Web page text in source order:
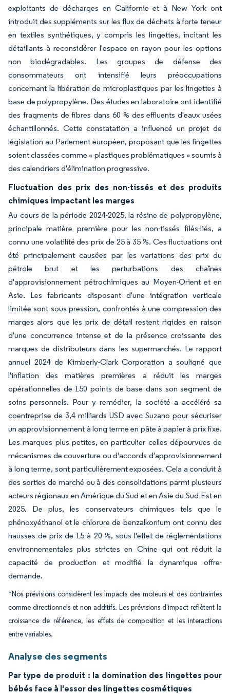
exploitants de décharges en Californie et à New York ont
introduit des suppléments sur les flux de déchets à forte teneur
en textiles synthétiques, y compris les lingettes, incitant les
détaillants à reconsidérer l'espace en rayon pour les options
non biodégradables. Les groupes de défense des
consommateurs ont intensifié leurs préoccupations
concernant la libération de microplastiques par les lingettes à
base de polypropylène. Des études en laboratoire ont identifié
des fragments de fibres dans 60 % des effluents d'eaux usées
échantillonnés. Cette constatation a influencé un projet de
législation au Parlement européen, proposant que les lingettes
soient classées comme « plastiques problématiques » soumis à
des calendriers d'élimination progressive.
Fluctuation des prix des non-tissés et des produits
chimiques impactant les marges
Au cours de la période 2024-2025, la résine de polypropylène,
principale matière première pour les non-tissés filés-liés, a
connu une volatilité des prix de 25 à 35 %. Ces fluctuations ont
été principalement causées par les variations des prix du
pétrole brut et les perturbations des chaînes
d'approvisionnement pétrochimiques au Moyen-Orient et en
Asie. Les fabricants disposant d'une intégration verticale
limitée sont sous pression, confrontés à une compression des
marges alors que les prix de détail restent rigides en raison
d'une concurrence intense et de la présence croissante des
marques de distributeurs dans les supermarchés. Le rapport
annuel 2024 de Kimberly-Clark Corporation a souligné que
l'inflation des matières premières a réduit les marges
opérationnelles de 150 points de base dans son segment de
soins personnels. Pour y remédier, la société a accéléré sa
coentreprise de 3,4 milliards USD avec Suzano pour sécuriser
un approvisionnement à long terme en pâte à papier à prix fixe.
Les marques plus petites, en particulier celles dépourvues de
mécanismes de couverture ou d'accords d'approvisionnement
à long terme, sont particulièrement exposées. Cela a conduit à
des sorties de marché ou à des consolidations parmi plusieurs
acteurs régionaux en Amérique du Sud et en Asie du Sud-Est en
2025. De plus, les conservateurs chimiques tels que le
phénoxyéthanol et le chlorure de benzalkonium ont connu des
hausses de prix de 15 à 20 %, sous l'effet de réglementations
environnementales plus strictes en Chine qui ont réduit la
capacité de production et modifié la dynamique offre-
demande.
*Nos prévisions considèrent les impacts des moteurs et des contraintes
comme directionnels et non additifs. Les prévisions d'impact reflètent la
croissance de référence, les effets de composition et les interactions
entre variables.
Analyse des segments
Par type de produit : la domination des lingettes pour
bébés face à l'essor des lingettes cosmétiques